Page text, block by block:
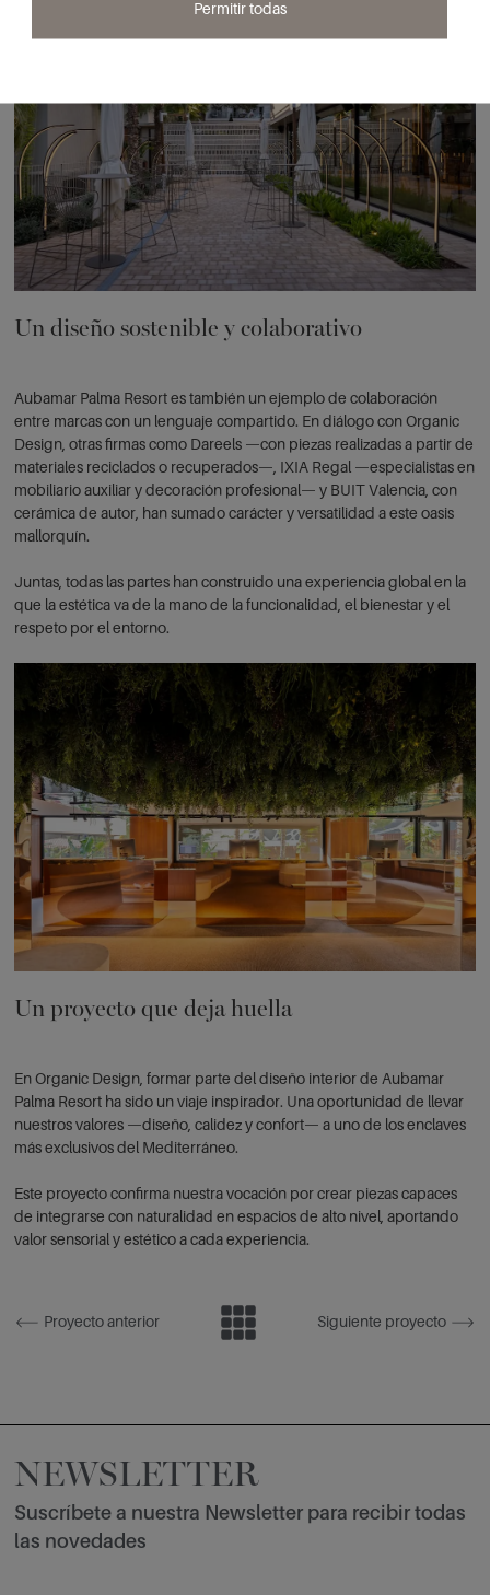
Un diseño sostenible y colaborativo
Aubamar Palma Resort es también un ejemplo de colaboración
entre marcas con un lenguaje compartido. En diálogo con Organic
Design, otras firmas como Dareels —con piezas realizadas a partir de
materiales reciclados o recuperados—, IXIA Regal —especialistas en
mobiliario auxiliar y decoración profesional— y BUIT Valencia, con
cerámica de autor, han sumado carácter y versatilidad a este oasis
mallorquín.
Juntas, todas las partes han construido una experiencia global en la
que la estética va de la mano de la funcionalidad, el bienestar y el
respeto por el entorno.
Un proyecto que deja huella
En Organic Design, formar parte del diseño interior de Aubamar
Palma Resort ha sido un viaje inspirador. Una oportunidad de llevar
nuestros valores —diseño, calidez y confort— a uno de los enclaves
más exclusivos del Mediterráneo.
Este proyecto confirma nuestra vocación por crear piezas capaces
de integrarse con naturalidad en espacios de alto nivel, aportando
valor sensorial y estético a cada experiencia.
Proyecto anterior Siguiente proyecto
NEWSLETTER
Suscríbete a nuestra Newsletter para recibir todas
las novedades
Permitir todas